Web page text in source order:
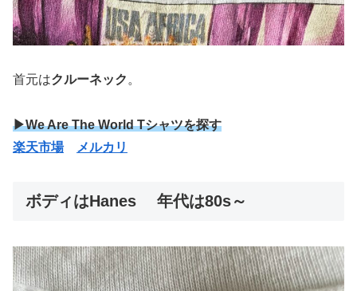
首元はクルーネック 。
▶We Are The World Tシャツを探す
楽天市場
メルカリ
ボディはHanes 年代は80s～